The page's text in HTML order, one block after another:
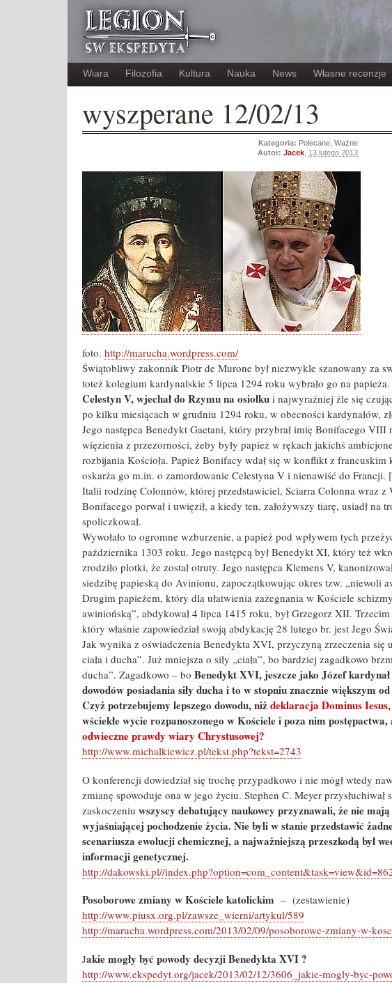
Wiara Filozofia Kultura Nauka News Własne recenzje
wyszperane 12/02/13
Kategoria: Polecane, Ważne
Autor: Jacek 13 lutego 2013
foto. http://marucha.wordpress.com/
Świątobliwy zakonnik Piotr de Murone był niezwykle szanowany za
toteż kolegium kardynalskie 5 lipca 1294 roku wybrało go na
Celestyn V, wjechał do Rzymu na osiołku i najwyraźniej źle się
po kilku miesiącach w grudniu 1294 roku, w obecności kardynałów,
Jego następca Benedykt Gaetani, który przybrał imię Bonifacego VIII
więzienia z przezorności, żeby były papież w rękach jakichś
rozbijania Kościoła. Papież Bonifacy wdał się w konflikt z
oskarża go m.in. o zamordowanie Celestyna V i nienawiść do Francji.
Italii rodzinę Colonnów, której przedstawiciel, Sciarra Colonna wraz z
Bonifacego porwał i uwięził, a kiedy ten, założywszy tiarę, usiadł na
spoliczkował.
Wywołało to ogromne wzburzenie, a papież pod wpływem tych
października 1303 roku. Jego następcą był Benedykt XI, który też
zrodziło plotki, że został otruty. Jego następca Klemens V,
siedzibę papieską do Avinionu, zapoczątkowując okres tzw. „niewoli
Drugim papieżem, który dla ułatwienia zażegnania w Kościele
awiniońską”, abdykował 4 lipca 1415 roku, był Grzegorz XII.
który właśnie zapowiedział swoją abdykację 28 lutego br. jest Jego
Jak wynika z oświadczenia Benedykta XVI, przyczyną zrzeczenia się
ciała i ducha”. Już mniejsza o siły „ciała”, bo bardziej zagadkowo
ducha”. Zagadkowo – bo Benedykt XVI, jeszcze jako Józef
dowodów posiadania siły ducha i to w stopniu znacznie większym
Czyż potrzebujemy lepszego dowodu, niżdeklaracja Dominus Iesus,
wściekłe wycie rozpanoszonego w Kościele i poza nim
odwieczne prawdy wiary Chrystusowej?
http://www.michalkiewicz.pl/tekst.php?tekst=2743
O konferencji dowiedział się trochę przypadkowo i nie mógł wtedy
zmianę spowoduje ona w jego życiu. Stephen C. Meyer
zaskoczeniu wszyscy debatujący naukowcy przyznawali, że nie
wyjaśniającej pochodzenie życia. Nie byli w stanie przedstawić
scenariusza ewolucji chemicznej, a najważniejszą przeszkodą był
informacji genetycznej.
http://dakowski.pl//
Posoborowe zmiany w Kościele katolickim – (zestawienie)
http://www.piusx.org.pl/zawsze_wierni/artykul/589
http://marucha.wordpress.com/2013/02/09/posoborowe-zmiany-w-
Jakie mogły być powody decyzji Benedykta XVI ?
http://www.ekspedyt.org/jacek/2013/02/12/3606_jakie-mogly-byc-